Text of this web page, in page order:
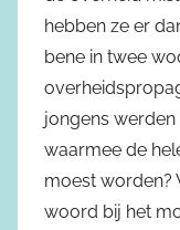
hebben ze er
bene in twee
jongens
waarmee de
moest worden?
woord bij het